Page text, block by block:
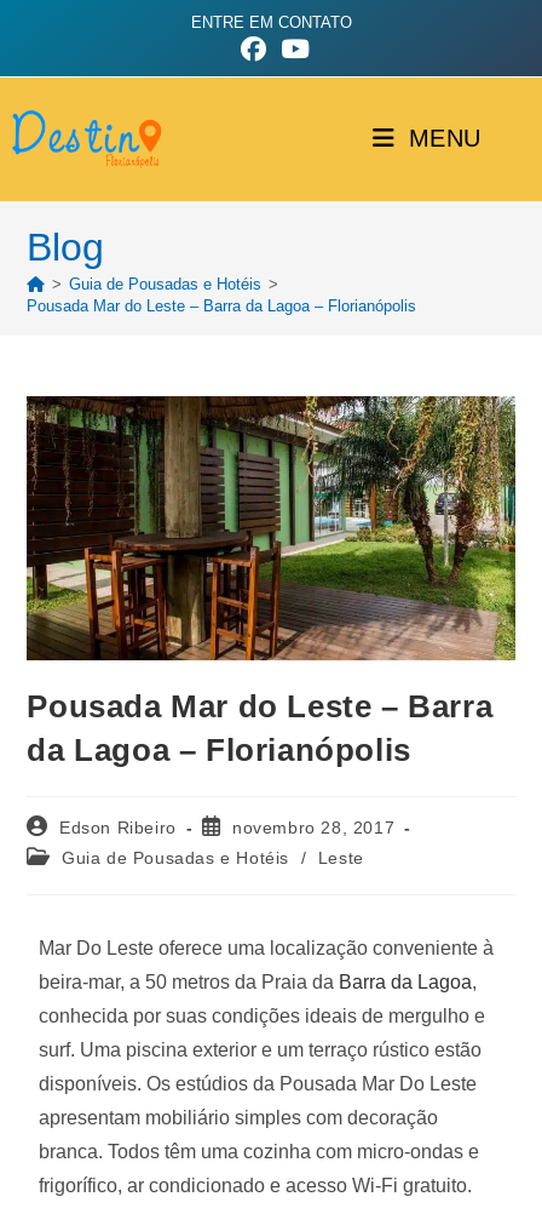
ENTRE EM CONTATO
MENU
Blog
> Guia de Pousadas e Hotéis >
Pousada Mar do Leste – Barra da Lagoa – Florianópolis
Pousada Mar do Leste – Barra
da Lagoa – Florianópolis
Edson Ribeiro
novembro 28, 2017
Guia de Pousadas e Hotéis
/ Leste
Mar Do Leste oferece uma localização conveniente à
beira-mar, a 50 metros da Praia da Barra da Lagoa,
conhecida por suas condições ideais de mergulho e
surf. Uma piscina exterior e um terraço rústico estão
disponíveis. Os estúdios da Pousada Mar Do Leste
apresentam mobiliário simples com decoração
branca. Todos têm uma cozinha com micro-ondas e
frigorífico, ar condicionado e acesso Wi-Fi gratuito.